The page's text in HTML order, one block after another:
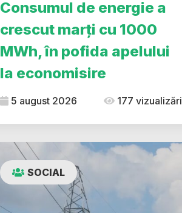
Consumul de energie a
crescut marți cu 1000
MWh, în pofida apelului
la economisire
5 august 2026 177 vizualizări
SOCIAL